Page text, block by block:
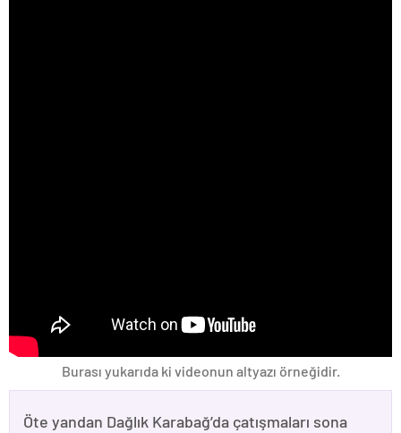
Burası yukarıda ki videonun altyazı örneğidir.
Öte yandan Dağlık Karabağ’da çatışmaları sona